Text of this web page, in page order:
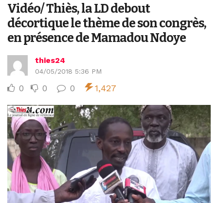
Vidéo/ Thiès, la LD debout
décortique le thème de son congrès,
en présence de Mamadou Ndoye
thies24
04/05/2018 5:36 PM
0 0 0 1,427